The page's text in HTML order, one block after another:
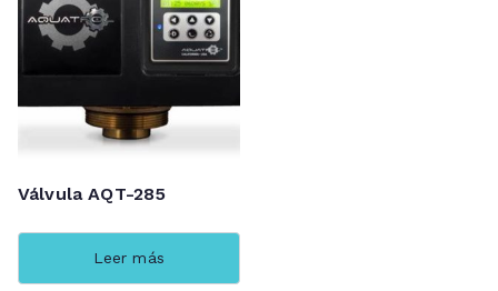
Válvula AQT-285
Leer más